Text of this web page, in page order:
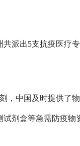
派出5支抗疫医疗
，中国及时提供了物
剂盒等急需防疫物